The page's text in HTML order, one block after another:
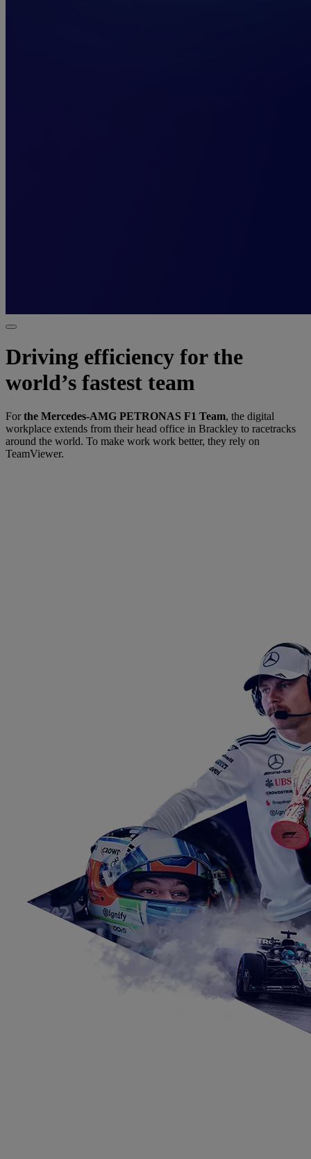
Driving efficiency for the
world’s fastest team
Forthe Mercedes-AMG PETRONAS F1 Team, the digital
workplace extends from their head office in Brackley to racetracks
around the world. To make work work better, they rely on
TeamViewer.